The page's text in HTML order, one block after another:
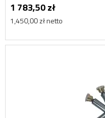
1 783,50 zł
1,450,00 zł netto